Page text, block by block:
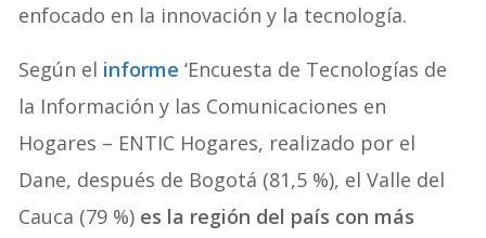
enfocado en la innovación y la tecnología.
Según el informe ‘Encuesta de Tecnologías de
la Información y las Comunicaciones en
Hogares – ENTIC Hogares, realizado por el
Dane, después de Bogotá (81,5 %), el Valle del
Cauca (79 %) es la región del país con más